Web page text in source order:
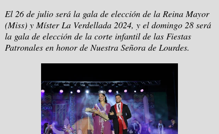
El 26 de julio será la gala de elección de la Reina Mayor
(Miss) y Míster La Verdellada 2024, y el domingo 28 será
la gala de elección de la corte infantil de las Fiestas
Patronales en honor de Nuestra Señora de Lourdes.